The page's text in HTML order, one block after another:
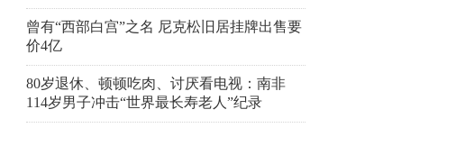
曾有“西部白宫”之名 尼克松旧居挂牌出售要
价4亿
80岁退休、顿顿吃肉、讨厌看电视：南非
114岁男子冲击“世界最长寿老人”纪录